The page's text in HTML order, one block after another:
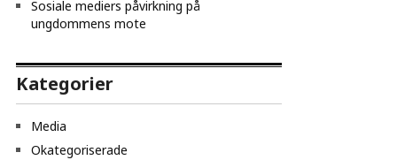
Sosiale mediers påvirkning på
ungdommens mote
Kategorier
Media
Okategoriserade